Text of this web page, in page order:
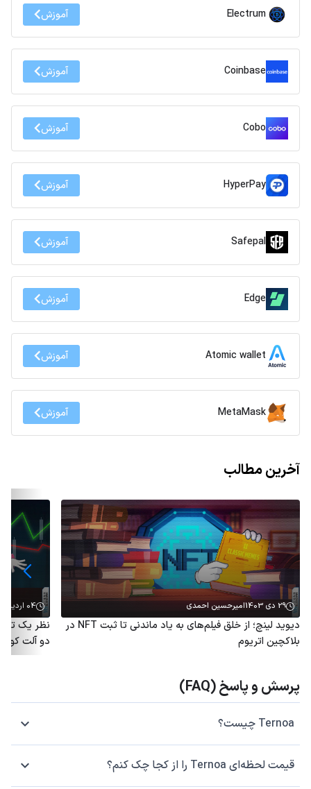
Electrum آموزش
Coinbase آموزش
Cobo آموزش
HyperPay آموزش
Safepal آموزش
Edge آموزش
Atomic wallet آموزش
MetaMask آموزش
آخرین مطالب
29 دی 1403 امیرحسین احمدی
دیوید لینچ؛ از خلق فیلم‌های به یاد ماندنی تا ثبت NFT در
بلاکچین اتریوم
04 اردیبهشت 1403
نظر یک
دو آلت
پرسش و پاسخ (FAQ)
Ternoa چیست؟
قیمت لحظه‌ای Ternoa را از کجا چک کنم؟